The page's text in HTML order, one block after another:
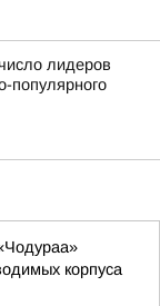
лидеров
популярного
корпуса